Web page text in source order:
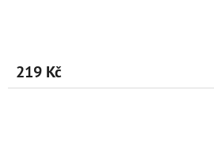
219 Kč